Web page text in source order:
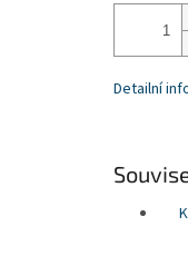
Detailní